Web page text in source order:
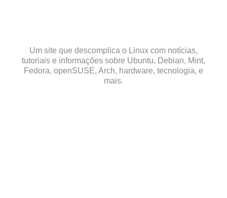
Um site que descomplica o Linux com notícias,
tutoriais e informações sobre Ubuntu, Debian, Mint,
Fedora, openSUSE, Arch, hardware, tecnologia, e
mais.